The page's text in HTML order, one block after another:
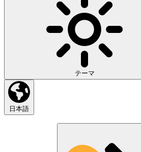
テーマ
日本語